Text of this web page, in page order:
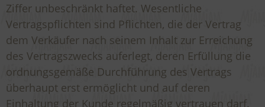
Ziffer unbeschränkt haftet. Wesentliche
Vertragspflichten sind Pflichten, die der Vertrag
dem Verkäufer nach seinem Inhalt zur Erreichung
des Vertragszwecks auferlegt, deren Erfüllung die
ordnungsgemäße Durchführung des Vertrags
überhaupt erst ermöglicht und auf deren
Einhaltung der Kunde regelmäßig vertrauen darf.